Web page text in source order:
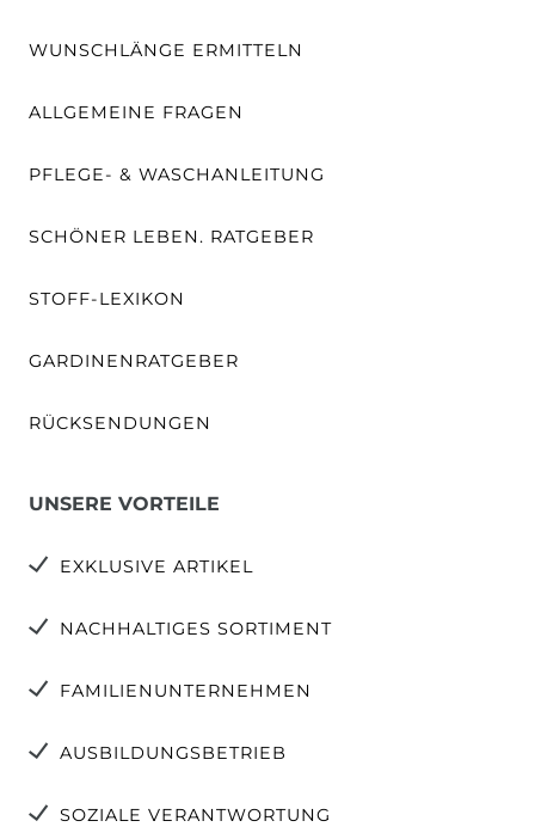
WUNSCHLÄNGE ERMITTELN
ALLGEMEINE FRAGEN
PFLEGE- & WASCHANLEITUNG
SCHÖNER LEBEN. RATGEBER
STOFF-LEXIKON
GARDINENRATGEBER
RÜCKSENDUNGEN
UNSERE VORTEILE
EXKLUSIVE ARTIKEL
NACHHALTIGES SORTIMENT
FAMILIENUNTERNEHMEN
AUSBILDUNGSBETRIEB
SOZIALE VERANTWORTUNG